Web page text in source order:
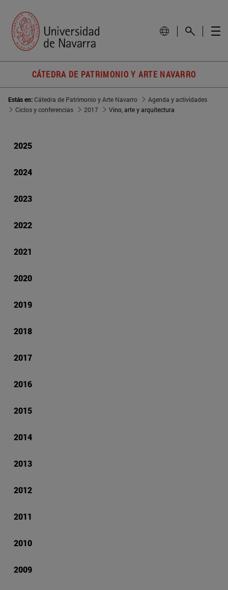
CÁTEDRA DE PATRIMONIO Y ARTE NAVARRO
Estás en:Cátedra de Patrimonio y Arte Navarro
Agenda y actividades
Ciclos y conferencias
2017 Vino, arte y arquitectura
2025
2024
2023
2022
2021
2020
2019
2018
2017
2016
2015
2014
2013
2012
2011
2010
2009